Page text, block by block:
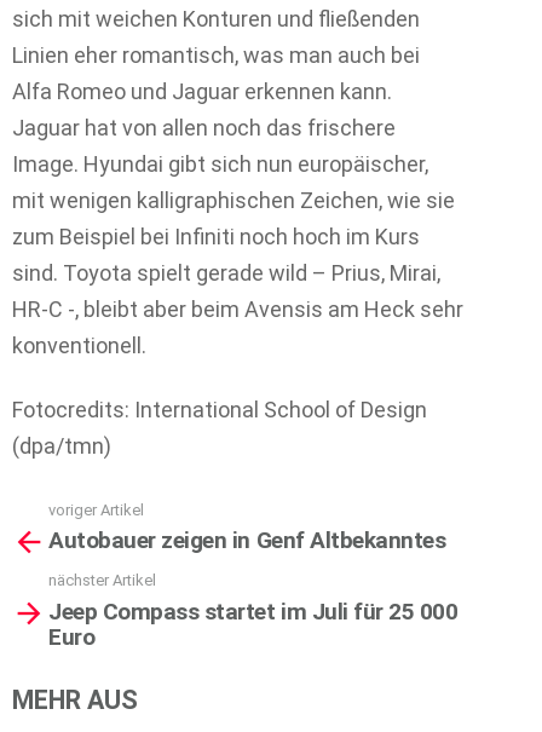
sich mit weichen Konturen und fließenden
Linien eher romantisch, was man auch bei
Alfa Romeo und Jaguar erkennen kann.
Jaguar hat von allen noch das frischere
Image. Hyundai gibt sich nun europäischer,
mit wenigen kalligraphischen Zeichen, wie sie
zum Beispiel bei Infiniti noch hoch im Kurs
sind. Toyota spielt gerade wild – Prius, Mirai,
HR-C -, bleibt aber beim Avensis am Heck sehr
konventionell.
Fotocredits: International School of Design
(dpa/tmn)
more
voriger Artikel
Autobauer zeigen in Genf Altbekanntes
nächster Artikel
Jeep Compass startet im Juli für 25 000
Euro
MEHR AUS